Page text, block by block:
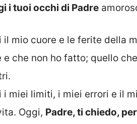
i tuoi occhi di Padre
il mio cuore e le ferite della
che non ho fatto; quello
i miei limiti, i miei errori e il
Oggi, Padre, ti chiedo,